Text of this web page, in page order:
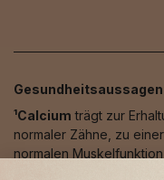
¹Calcium trägt zur
normaler Zähne, zu
normalen